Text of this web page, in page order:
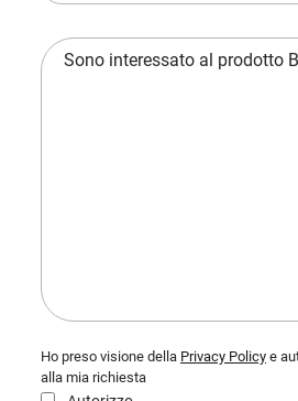
Ho preso visione della Privacy Policy e
alla mia richiesta